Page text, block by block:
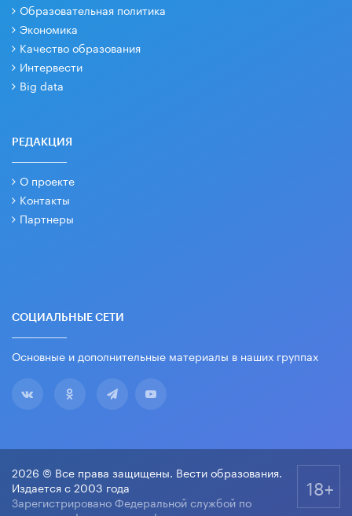
Образовательная политика
Экономика
Качество образования
Интервести
Big data
РЕДАКЦИЯ
О проекте
Контакты
Партнеры
СОЦИАЛЬНЫЕ СЕТИ
Основные и дополнительные материалы в наших группах
2026 © Все права защищены. Вести образования.
Издается с 2003 года
Зарегистрировано Федеральной службой по
18+